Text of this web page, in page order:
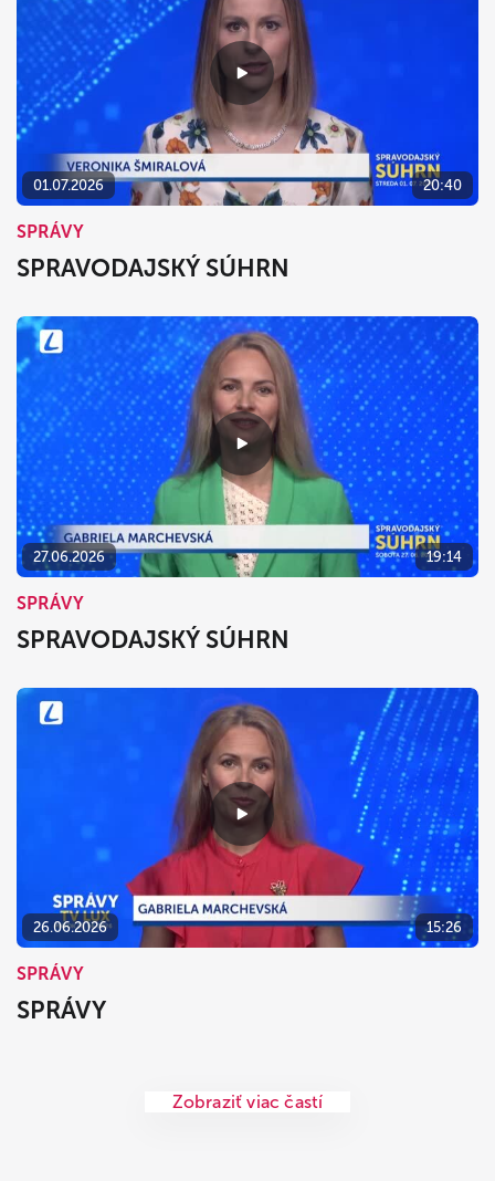
01.07.2026 20:40
SPRÁVY
SPRAVODAJSKÝ SÚHRN
27.06.2026 19:14
SPRÁVY
SPRAVODAJSKÝ SÚHRN
26.06.2026 15:26
SPRÁVY
SPRÁVY
Zobraziť viac častí